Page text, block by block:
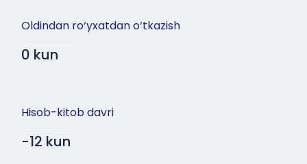
Oldindan ro‘yxatdan o‘tkazish
0 kun
Hisob-kitob davri
-12 kun